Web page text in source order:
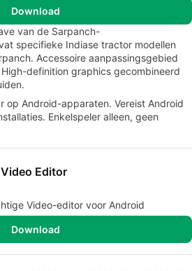
Download
van de Sarpanch-
specifieke Indiase tractor modellen
Accessoire aanpassingsgebied
definition graphics gecombineerd
op Android-apparaten. Vereist Android
Enkelspeler alleen, geen
Editor
Video-editor voor Android
Download